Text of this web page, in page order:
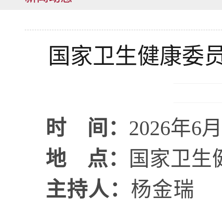
国家卫生健康委
时 间： 2026年6月
地 点：
国家卫生
主持人： 杨金瑞